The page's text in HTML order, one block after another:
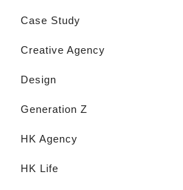
Case Study
Creative Agency
Design
Generation Z
HK Agency
HK Life